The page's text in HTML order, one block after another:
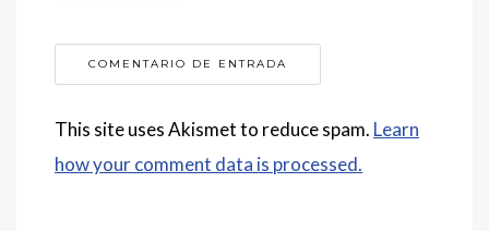
This site uses Akismet to reduce spam. Learn
how your comment data is processed.